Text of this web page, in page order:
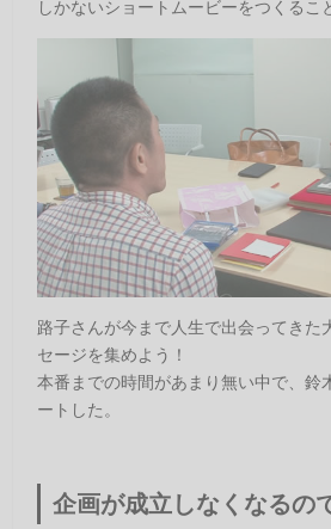
しかないショートムービーをつくるこ
路子さんが今まで人生で出会ってきた
セージを集めよう！
本番までの時間があまり無い中で、鈴
ートした。
企画が成立しなくなるの